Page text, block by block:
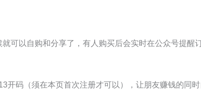
可以自购和分享了，有人购买后会实时在公众号提醒
开码（须在本页首次注册才可以），让朋友赚钱的同